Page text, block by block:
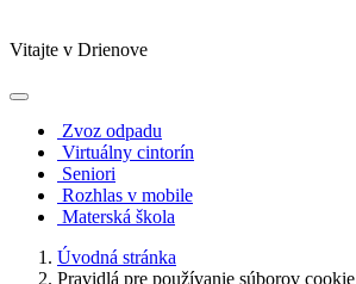
Vitajte v Drienove
Zvoz odpadu
Virtuálny cintorín
Seniori
Rozhlas v mobile
Materská škola
Úvodná stránka
Pravidlá pre používanie súborov cookie